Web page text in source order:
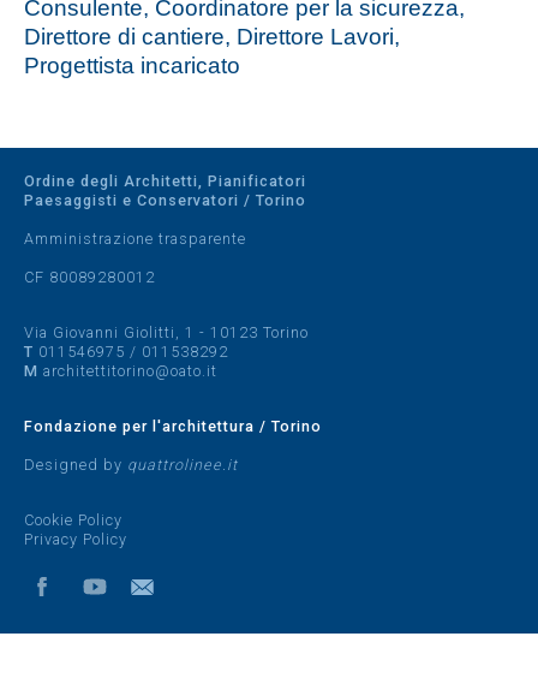
Consulente, Coordinatore per la sicurezza,
Direttore di cantiere, Direttore Lavori,
Progettista incaricato
Ordine degli Architetti, Pianificatori
Paesaggisti e Conservatori / Torino
Amministrazione trasparente
CF 80089280012
Via Giovanni Giolitti, 1 - 10123 Torino
T 011546975 / 011538292
M architettitorino@oato.it
Fondazione per l'architettura / Torino
Designed by quattrolinee.it
Cookie Policy
Privacy Policy